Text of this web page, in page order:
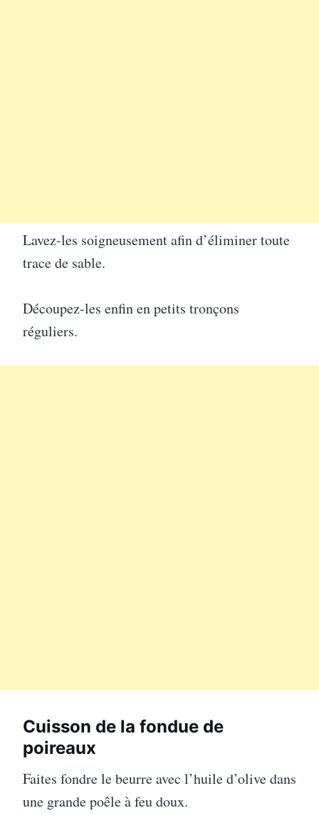
Lavez-les soigneusement afin d’éliminer toute
trace de sable.
Découpez-les enfin en petits tronçons
réguliers.
Cuisson de la fondue de
poireaux
Faites fondre le beurre avec l’huile d’olive dans
une grande poêle à feu doux.